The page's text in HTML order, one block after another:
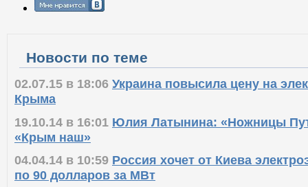
Новости по теме
02.07.15 в 18:06 Украина повысила цену на
Крыма
19.10.14 в 16:01 Юлия Латынина: «Ножницы
«Крым наш»
04.04.14 в 10:59 Россия хочет от Киева
по 90 долларов за МВт